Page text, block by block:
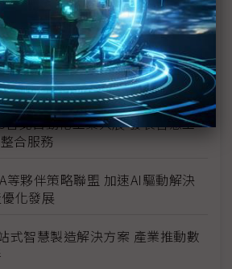
即上」！聯剛科技全新 ARAID
體先進封裝 與智慧製造應用之奈
台系列
北自動化工業大展 發表智慧工
合服務
等夥伴策略聯盟 加速AI驅動解決
化發展
式智慧製造解決方案 產業推動數